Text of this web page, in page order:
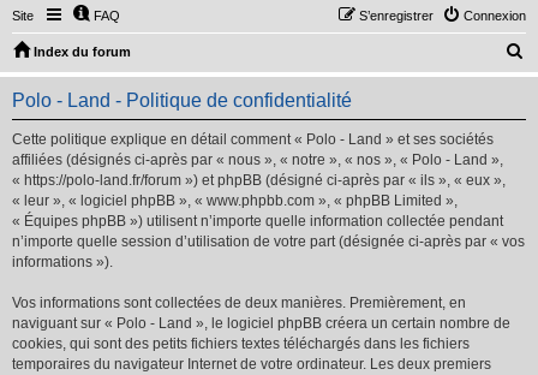
Site FAQ Connexion
S’enregistrer
Index du forum
e
Polo - Land - Politique de confidentialité
Cette politique explique en détail comment « Polo - Land » et ses sociétés
affiliées (désignés ci-après par « nous », « notre », « nos », « Polo - Land »,
« https://polo-land.fr/forum ») et phpBB (désigné ci-après par « ils », « eux »,
« leur », « logiciel phpBB », « www.phpbb.com », « phpBB Limited »,
« Équipes phpBB ») utilisent n’importe quelle information collectée pendant
n’importe quelle session d’utilisation de votre part (désignée ci-après par « vos
informations »).
Vos informations sont collectées de deux manières. Premièrement, en
naviguant sur « Polo - Land », le logiciel phpBB créera un certain nombre de
cookies, qui sont des petits fichiers textes téléchargés dans les fichiers
temporaires du navigateur Internet de votre ordinateur. Les deux premiers